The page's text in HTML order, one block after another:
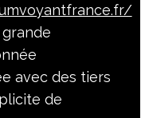
avec des tiers
de